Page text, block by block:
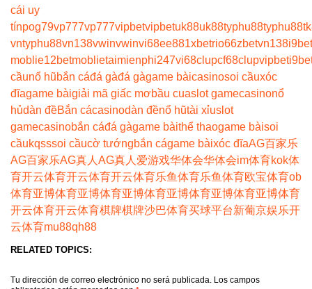
cái uy
tínpog79vp777vp777vipbetvipbetuk88uk88typhu88typhu88
vntyphu88vn138vwinvwinvi68ee881xbetrio66zbetvn138
moblie12betmoblietaimienphi247vi68clupcf68clupvipbet
cầunổ hũbắn cáđá gàđá gàgame bàicasinosoi cầuxóc
đĩagame bàigiải mã giấc mơbầu cuaslot gamecasinonổ
hủdàn đềBắn cácasinodàn đềnổ hũtài xỉuslot
gamecasinobắn cáđá gàgame bàithể thaogame bàisoi
cầukqsssoi cầucờ tướngbắn cágame bàixóc đĩaAG百家乐
AG百家乐AG真人 AG真人 爱游戏华体会华体会im体育kok体
育开云体育开云体育开云体育乐鱼体育乐鱼体育欧宝体育ob
体育亚博体育亚博体育亚博体育亚博体育亚博体育亚博体育
开云体育开云体育棋牌棋牌沙巴体育买球平台新葡京娱乐开
云体育mu88qh88
RELATED TOPICS:
Tu dirección de correo electrónico no será publicada. Los campos